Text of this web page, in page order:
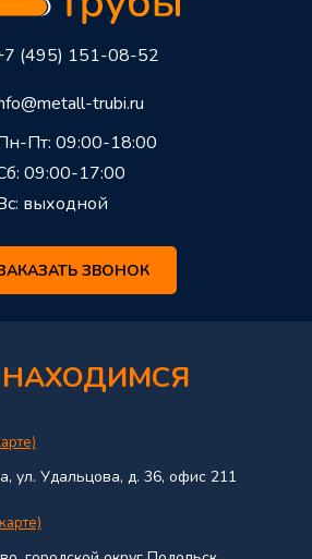
(495) 151-08-52
trubi.ru
Пт: 09:00-18:00
09:00-17:00
выходной
ЗВОНОК
ул. Удальцова, д. 36, офис 211